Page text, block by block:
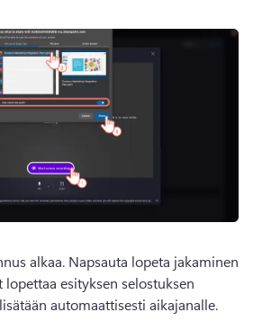
alkaa. Napsauta lopeta jakaminen
esityksen selostuksen
automaattisesti aikajanalle.